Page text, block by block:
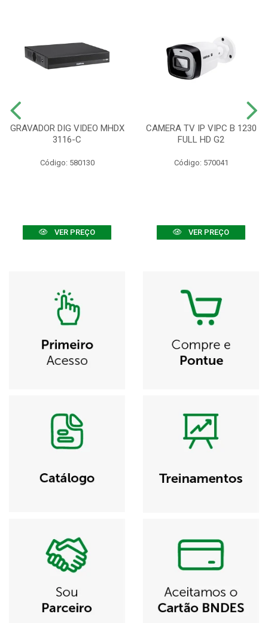
GRAVADOR DIG VIDEO MHDX
3116-C
Código: 580130
VER PREÇO
CAMERA TV IP VIPC B 1230
FULL HD G2
Código: 570041
VER PREÇO